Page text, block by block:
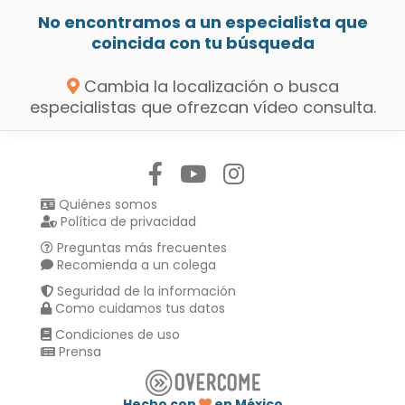
No encontramos a un especialista que
coincida con tu búsqueda
Cambia la localización o busca
especialistas que ofrezcan vídeo consulta.
Quiénes somos
Política de privacidad
Preguntas más frecuentes
Recomienda a un colega
Seguridad de la información
Como cuidamos tus datos
Condiciones de uso
Prensa